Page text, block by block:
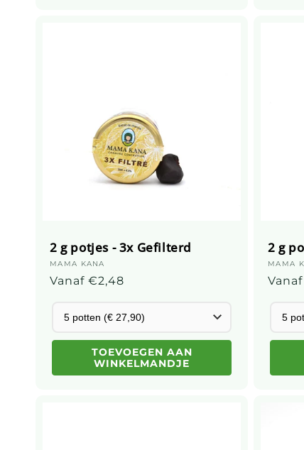
2 g potjes - 3x Gefilterd
Leverancier:
MAMA KANA
Gebruikelijke
Vanaf €2,48
TOEVOEGEN AAN
WINKELMANDJE
2 g
MAMA